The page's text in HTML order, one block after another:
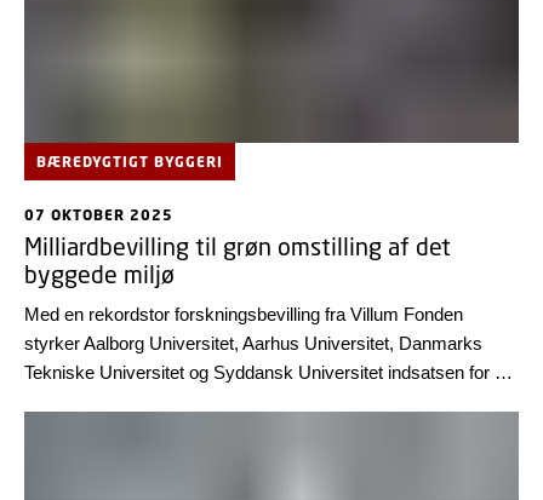
BÆREDYGTIGT BYGGERI
07 OKTOBER 2025
Milliardbevilling til grøn omstilling af det
byggede miljø
Med en rekordstor forskningsbevilling fra Villum Fonden
styrker Aalborg Universitet, Aarhus Universitet, Danmarks
Tekniske Universitet og Syddansk Universitet indsatsen for en